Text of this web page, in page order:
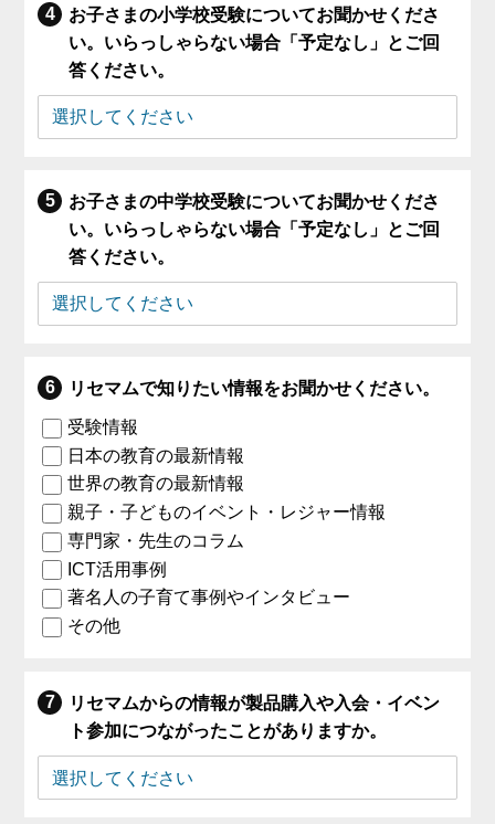
お子さまの小学校受験についてお聞かせくださ
い。いらっしゃらない場合「予定なし」とご回
答ください。
お子さまの中学校受験についてお聞かせくださ
い。いらっしゃらない場合「予定なし」とご回
答ください。
リセマムで知りたい情報をお聞かせください。
受験情報
日本の教育の最新情報
世界の教育の最新情報
親子・子どものイベント・レジャー情報
専門家・先生のコラム
ICT活用事例
著名人の子育て事例やインタビュー
その他
リセマムからの情報が製品購入や入会・イベン
ト参加につながったことがありますか。